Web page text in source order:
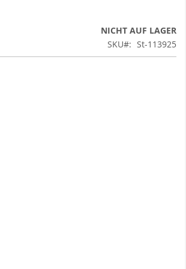
NICHT AUF LAGER
SKU
St-113925